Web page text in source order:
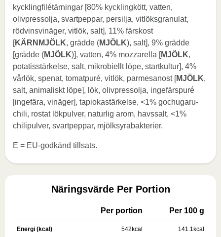
kycklingfilétärningar [80% kycklingkött, vatten,
olivpressolja, svartpeppar, persilja, vitlöksgranulat,
rödvinsvinäger, vitlök, salt], 11% färskost
[KÄRNMJÖLK, grädde (MJÖLK), salt], 9% grädde
[grädde (MJÖLK)], vatten, 4% mozzarella [MJÖLK,
potatisstärkelse, salt, mikrobiellt löpe, startkultur], 4%
vårlök, spenat, tomatpuré, vitlök, parmesanost [MJÖLK,
salt, animaliskt löpe], lök, olivpressolja, ingefärspuré
[ingefära, vinäger], tapiokastärkelse, <1% gochugaru-
chili, rostat lökpulver, naturlig arom, havssalt, <1%
chilipulver, svartpeppar, mjölksyrabakterier.
E = EU-godkänd tillsats.
Näringsvärde Per Portion
Per portion Per 100 g
Energi (kcal) 542kcal 141.1kcal